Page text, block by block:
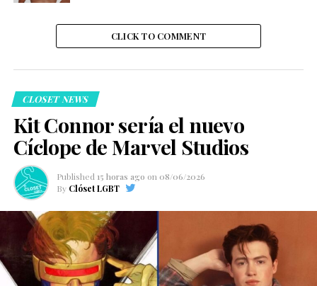
CLICK TO COMMENT
CLOSET NEWS
Kit Connor sería el nuevo
Cíclope de Marvel Studios
Published 15 horas ago on 08/06/2026
By Clóset LGBT